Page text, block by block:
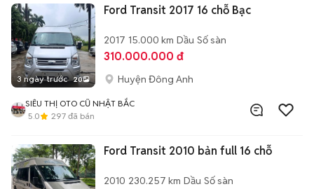
3 ngày trước 20
Ford Transit 2017 16 chỗ Bạc
2017 15.000 km Dầu Số sàn
310.000.000 đ
Huyện Đông Anh
SIÊU THỊ OTO CŨ NHẬT BẮC
5.0
297 đã bán
Ford Transit 2010 bản full 16 chỗ
2010 230.257 km Dầu Số sàn